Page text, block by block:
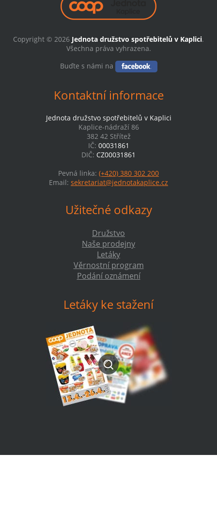
Copyright © 2026 Jednota družstvo spotřebitelů v Kaplici.
Všechna práva vyhrazena.
Buďte s námi na
Kontaktní informace
Jednota družstvo spotřebitelů v Kaplici
Kaplice-nádraží 86
382 42 Střítež
IČ: 00031861
DIČ: CZ00031861
Pevná linka: (+420) 380 302 200
Email: sekretariat@jednotakaplice.cz
Užitečné odkazy
Družstvo
Naše prodejny
Letáky
Věrnostní program
Podání oznámení
Letáky ke stažení